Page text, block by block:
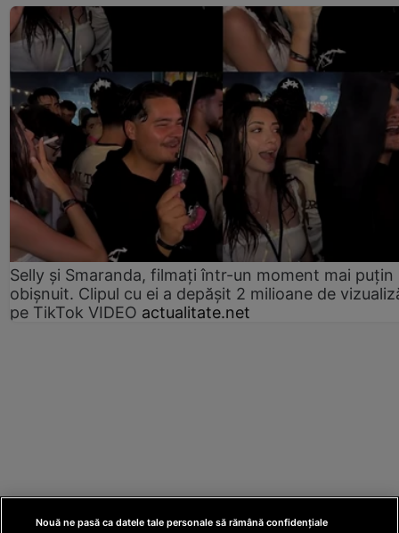
Selly și Smaranda, filmați într-un moment mai puțin
obișnuit. Clipul cu ei a depășit 2 milioane de
pe TikTok VIDEO actualitate.net
Nouă ne pasă ca datele tale personale să rămână confidențiale